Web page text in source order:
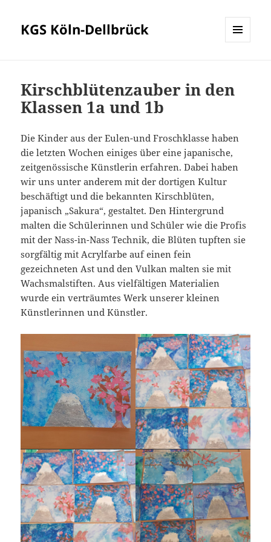
KGS Köln-Dellbrück
Kirschblütenzauber in den
Klassen 1a und 1b
Die Kinder aus der Eulen-und Froschklasse haben
die letzten Wochen einiges über eine japanische,
zeitgenössische Künstlerin erfahren. Dabei haben
wir uns unter anderem mit der dortigen Kultur
beschäftigt und die bekannten Kirschblüten,
japanisch „Sakura“, gestaltet. Den Hintergrund
malten die Schülerinnen und Schüler wie die Profis
mit der Nass-in-Nass Technik, die Blüten tupften sie
sorgfältig mit Acrylfarbe auf einen fein
gezeichneten Ast und den Vulkan malten sie mit
Wachsmalstiften. Aus vielfältigen Materialien
wurde ein verträumtes Werk unserer kleinen
Künstlerinnen und Künstler.